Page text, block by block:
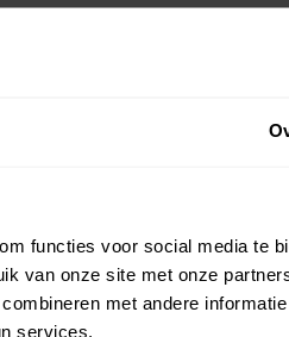
functies voor social media te
van onze site met onze
met andere
services.
24 juni 2026